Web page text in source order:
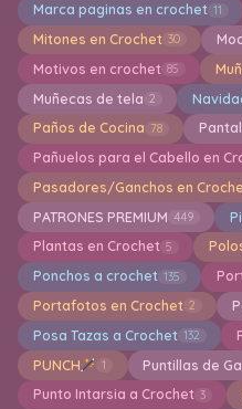
Marca paginas en crochet 11
Mitones en Crochet 30
Motivos en crochet 85
Muñecas de tela 2
Paños de Cocina 78
Pañuelos para el Cabello en
Pasadores/Ganchos en
PATRONES PREMIUM 449
Plantas en Crochet 5
Ponchos a crochet 135
Portafotos en Crochet 2
Posa Tazas a Crochet 132
PUNCH 1 Puntillas de
Punto Intarsia a Crochet 3